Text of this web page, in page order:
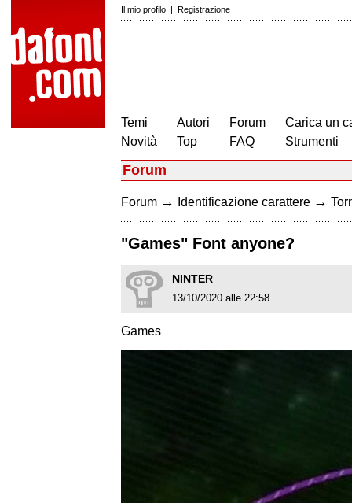
Il mio profilo | Registrazione
Temi
Novità
Autori
Top
Forum
FAQ
Carica un
Strumenti
Forum
Forum → Identificazione carattere →
"Games" Font anyone?
NINTER
13/10/2020 alle 22:58
Games